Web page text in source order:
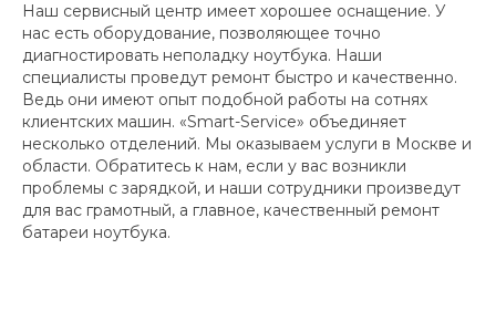
Наш сервисный центр имеет хорошее оснащение. У
нас есть оборудование, позволяющее точно
диагностировать неполадку ноутбука. Наши
специалисты проведут ремонт быстро и качественно.
Ведь они имеют опыт подобной работы на сотнях
клиентских машин. «Smart-Service» объединяет
несколько отделений. Мы оказываем услуги в Москве и
области. Обратитесь к нам, если у вас возникли
проблемы с зарядкой, и наши сотрудники произведут
для вас грамотный, а главное, качественный ремонт
батареи ноутбука.